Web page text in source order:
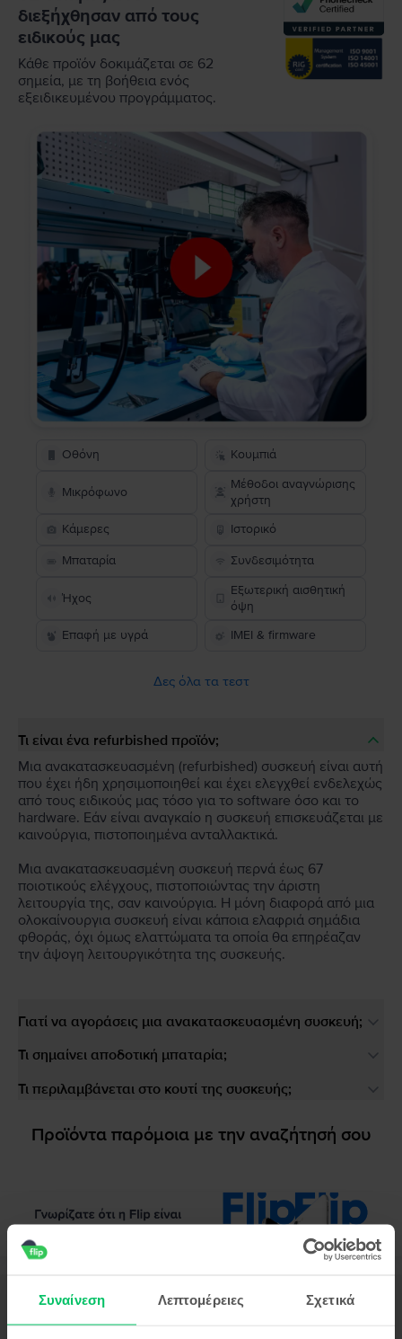
Συναίνεση Λεπτομέρειες Σχετικά
διεξήχθησαν από τους
ειδικούς μας
Κάθε προϊόν δοκιμάζεται σε 62
σημεία, με τη βοήθεια ενός
εξειδικευμένου προγράμματος.
Οθόνη Κουμπιά
Μικρόφωνο
Μέθοδοι αναγνώρισης
χρήστη
Κάμερες
Ιστορικό
Μπαταρία Συνδεσιμότητα
Ήχος
Εξωτερική αισθητική
όψη
Επαφή με υγρά
IMEI & firmware
Δες όλα τα τεστ
Τι είναι ένα refurbished προϊόν;
Μια ανακατασκευασμένη (refurbished) συσκευή είναι αυτή
που έχει ήδη χρησιμοποιηθεί και έχει ελεγχθεί ενδελεχώς
από τους ειδικούς μας τόσο για το software όσο και το
hardware. Εάν είναι αναγκαίο η συσκευή επισκευάζεται με
καινούργια, πιστοποιημένα ανταλλακτικά.
Μια ανακατασκευασμένη συσκευή περνά έως 67
ποιοτικούς ελέγχους, πιστοποιώντας την άριστη
λειτουργία της, σαν καινούργια. Η μόνη διαφορά από μια
ολοκαίνουργια συσκευή είναι κάποια ελαφριά σημάδια
φθοράς, όχι όμως ελαττώματα τα οποία θα επηρέαζαν
την άψογη λειτουργικότητα της συσκευής.
Γιατί να αγοράσεις μια ανακατασκευασμένη συσκευή;
Τι σημαίνει αποδοτική μπαταρία;
Τι περιλαμβάνεται στο κουτί της συσκευής;
Προϊόντα παρόμοια με την αναζήτησή σου
Περιγραφή